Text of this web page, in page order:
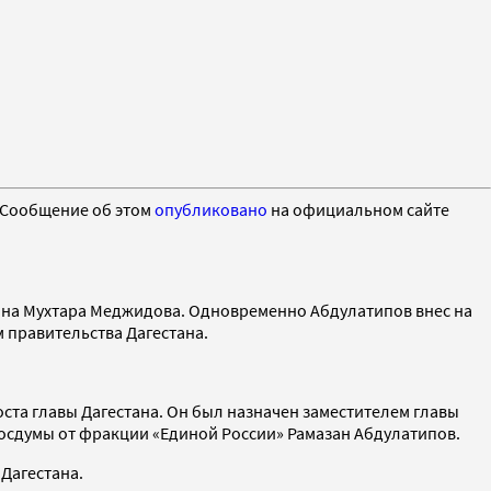
об этом опубликовано на официальном сайте
Мухтара Меджидова. Одновременно Абдулатипов внес на
Дагестана.
главы Дагестана. Он был назначен заместителем главы
от фракции «Единой России» Рамазан Абдулатипов.